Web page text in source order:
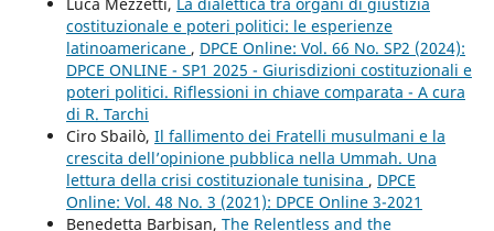
costituzionale e poteri politici: le esperienze
latinoamericane , DPCE Online: Vol. 66 No. SP2 (2024):
DPCE ONLINE - SP1 2025 - Giurisdizioni costituzionali e
poteri politici. Riflessioni in chiave comparata - A cura
di R. Tarchi
Ciro Sbailò, Il fallimento dei Fratelli musulmani e la
crescita dell’opinione pubblica nella Ummah. Una
lettura della crisi costituzionale tunisina , DPCE
Online: Vol. 48 No. 3 (2021): DPCE Online 3-2021
Benedetta Barbisan, The Relentless and the